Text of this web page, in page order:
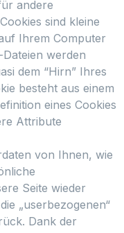
andere
sind kleine
Ihrem Computer
werden
dem “Hirn” Ihres
besteht aus einem
eines Cookies
Attribute
von Ihnen, wie
Seite wieder
„userbezogenen“
Dank der